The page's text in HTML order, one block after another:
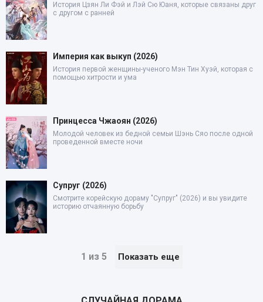
История Цзян Ли Фэй и Лэй Сю Юаня, которые связаны друг
с другом с ранней
Империя как выкуп (2026)
История первой женщины-ученого Мэн Тин Хуэй, которая с
помощью хитрости и ума
Принцесса Чжаоян (2026)
Молодой человек из бедной семьи Шэнь Сяо после одной
проведенной вместе ночи
Супруг (2026)
Смотрите корейскую дораму "Супруг" (2026) и вы увидите
историю отчаянную борьбу
1 из 5 Показать еще